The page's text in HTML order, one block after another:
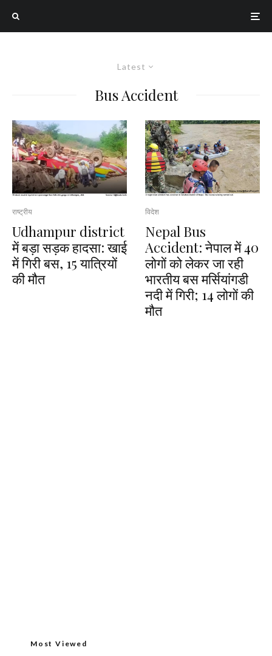
Latest
Bus Accident
राष्ट्रीय
Udhampur district
में बड़ा सड़क हादसा: खाई
में गिरी बस, 15 यात्रियों
की मौत
विदेश
Nepal Bus
Accident: नेपाल में 40
लोगों को लेकर जा रही
भारतीय बस मर्सियांगडी
नदी में गिरी; 14 लोगों की
मौत
Most Viewed